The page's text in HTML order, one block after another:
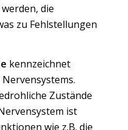
die
zu Fehlstellungen
kennzeichnet
Zustände
ist
wie z.B. die